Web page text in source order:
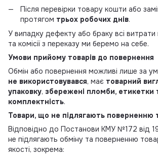
Після перевірки товару кошти або
протягом трьох робочих днів.
У випадку дефекту або браку всі витрати
та комісії з переказу ми беремо на себе.
Умови прийому товарів до повернення
Обмін або повернення можливі лише за
не використовувався, має товарний
упаковку, збережені пломби, етикетки
комплектність.
Товари, що не підлягають поверненню
Відповідно до Постанови КМУ №172 від
не підлягають обміну та поверненню
якості, зокрема: